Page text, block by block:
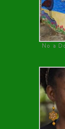
No a